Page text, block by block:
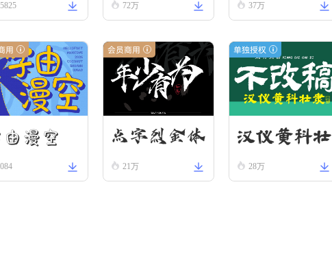
72万 37万
用
漫空
会员商用
点字烈金体
21万
单独授权
汉仪黄科壮
隶 W
28万